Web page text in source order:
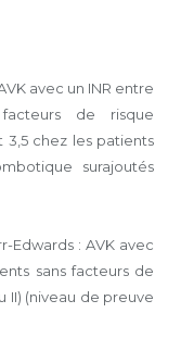
avec un INR entre
de risque
3,5 chez les patients
surajoutés
Edwards : AVK avec
sans facteurs de
II) (niveau de preuve